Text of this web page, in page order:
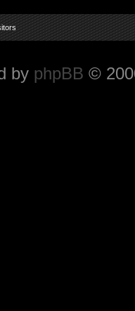
by phpBB ©